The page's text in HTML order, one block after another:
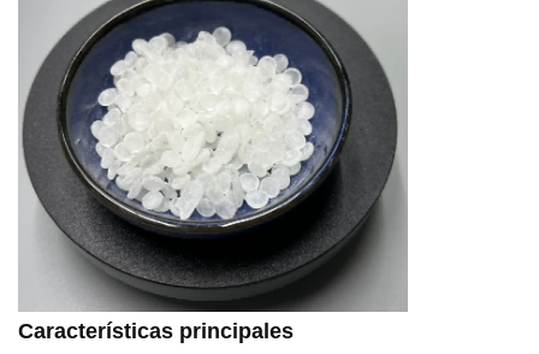
Características principales